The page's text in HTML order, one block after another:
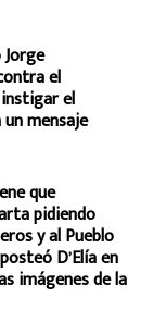
el
el
mensaje
que
pidiendo
y al Pueblo
D’Elía en
imágenes de la